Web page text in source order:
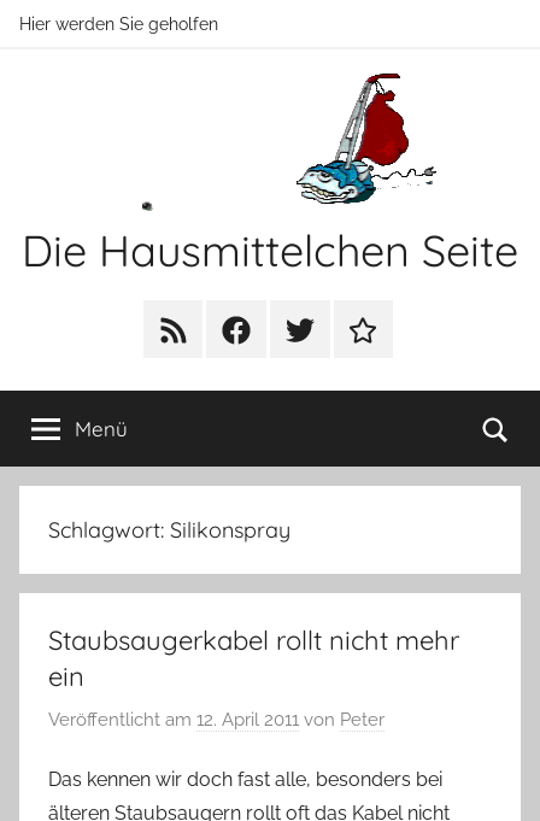
ZumHier werden Sie geholfen
Die Hausmittelchen Seite
RSS FacebookTwitter Newsletter
Menü
Schlagwort: Silikonspray
Staubsaugerkabel rollt nicht mehr
ein
Veröffentlicht am 12. April 2011 von Peter
Das kennen wir doch fast alle, besonders bei
älteren Staubsaugern rollt oft das Kabel nicht